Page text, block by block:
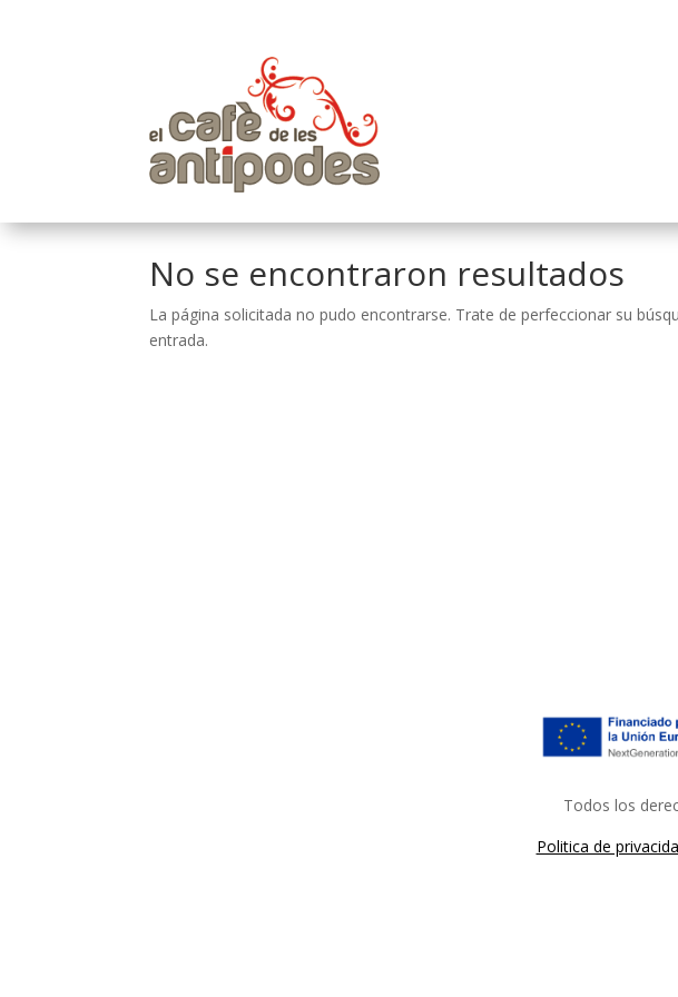
No se encontraron resultados
La página solicitada no pudo encontrarse. Trate de perfeccionar su
entrada.
Todos los
Politica de